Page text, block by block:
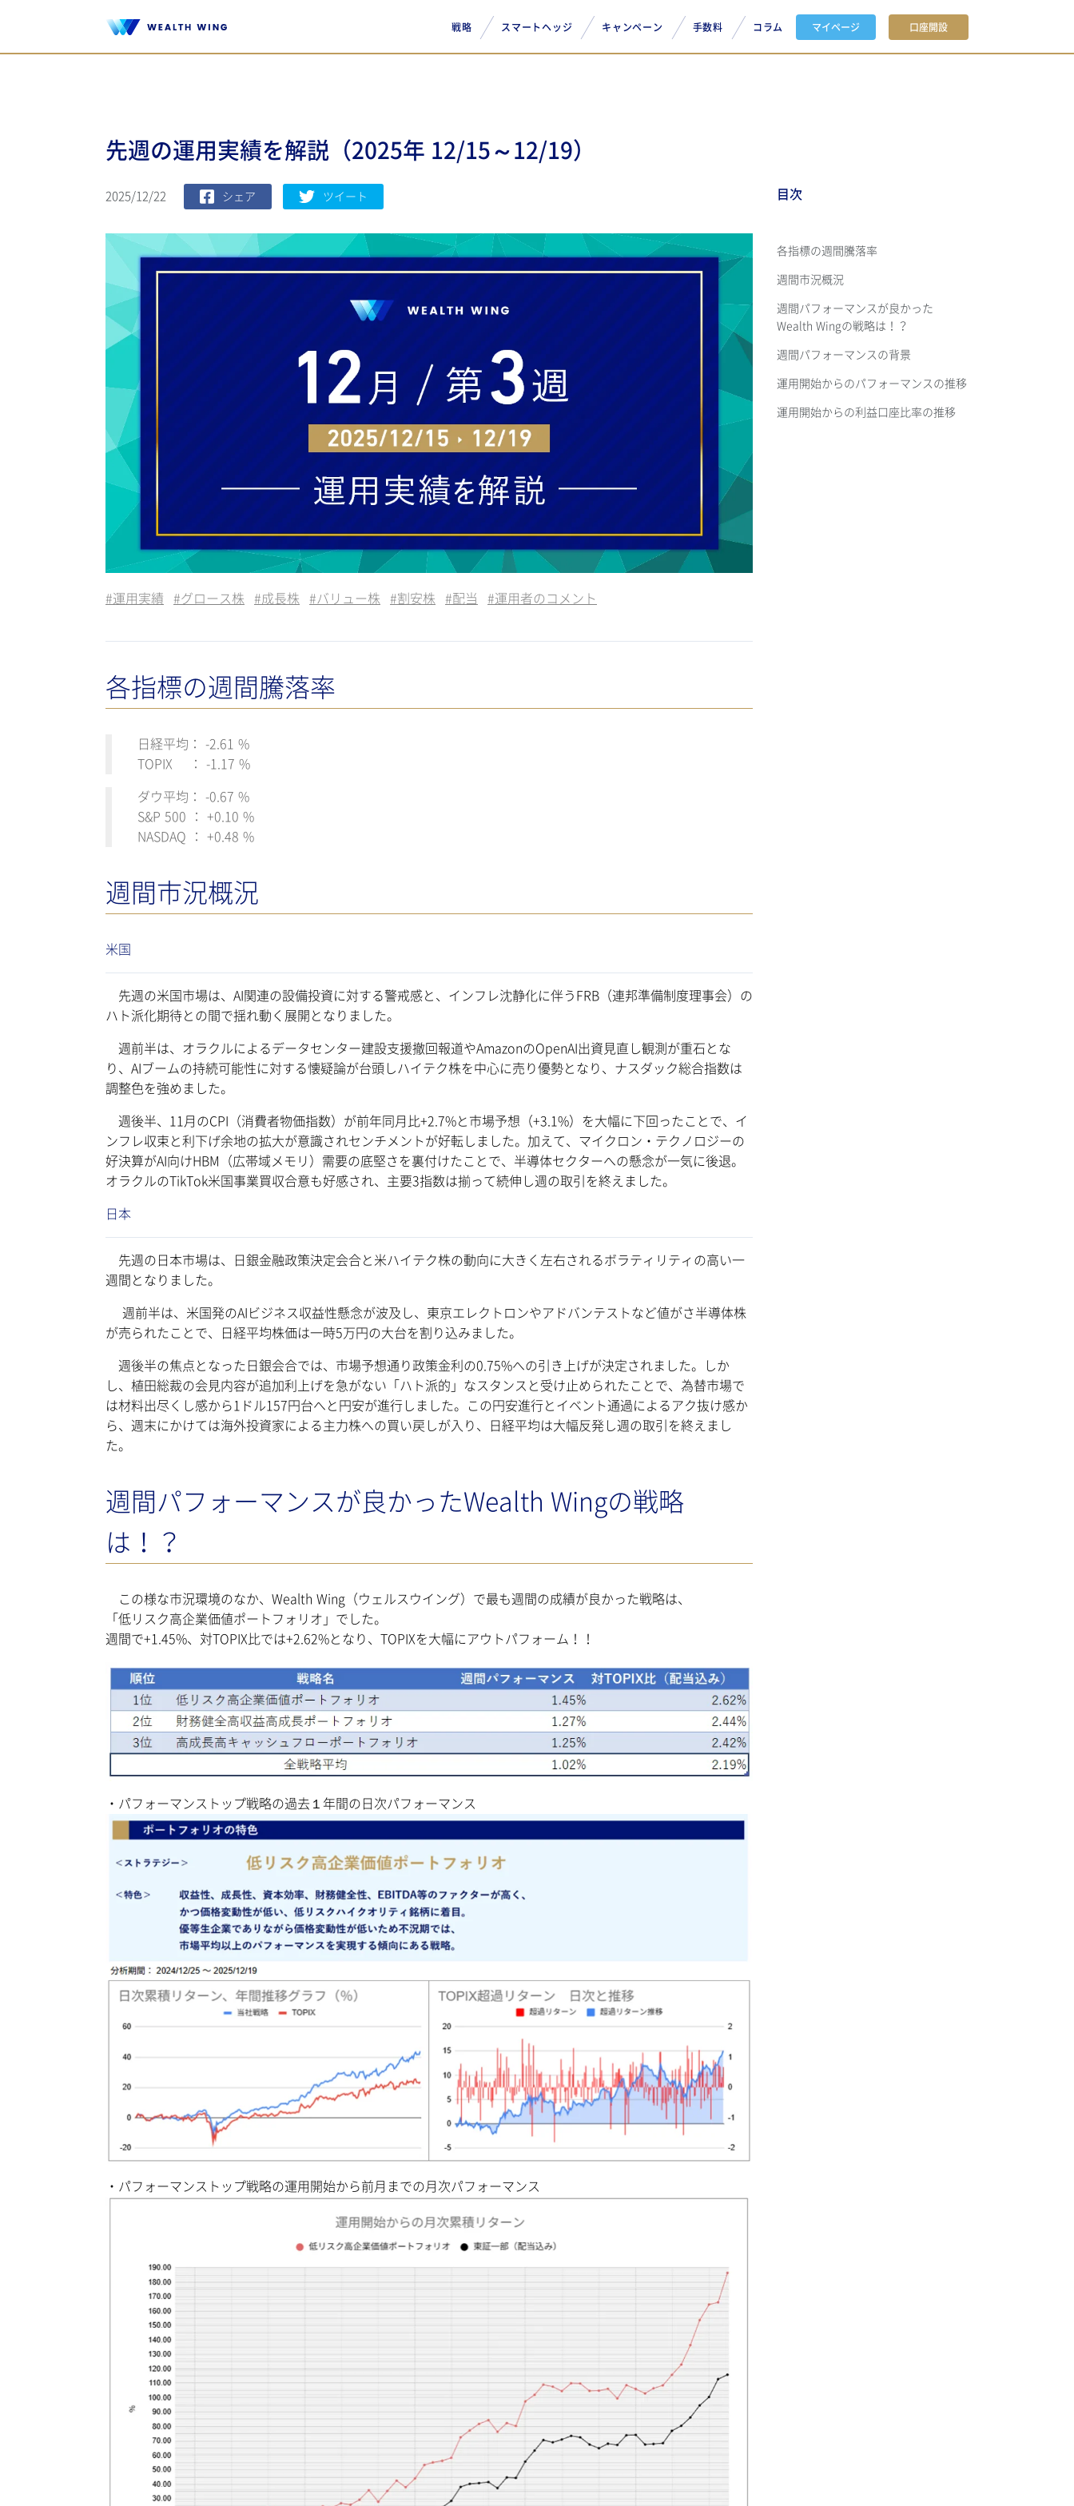
戦略 スマートヘッジ キャンペーン 手数料 コラム マイページ 口座開設
目次
各指標の週間騰落率
週間市況概況
週間パフォーマンスが良かった
Wealth Wingの戦略は！？
週間パフォーマンスの背景
運用開始からのパフォーマンスの推移
運用開始からの利益口座比率の推移
先週の運用実績を解説（2025年 12/15～12/19）
2025/12/22 シェア ツイート
#運用実績 #グロース株 #成長株 #バリュー株 #割安株 #配当 #運用者のコメント
各指標の週間騰落率
日経平均： -2.61 %
TOPIX ： -1.17 %
ダウ平均： -0.67 %
S&P 500 ： +0.10 %
NASDAQ ： +0.48 %
週間市況概況
米国
先週の米国市場は、AI関連の設備投資に対する警戒感と、インフレ沈静化に伴うFRB（連邦準備制度理事会）の
ハト派化期待との間で揺れ動く展開となりました。
週前半は、オラクルによるデータセンター建設支援撤回報道やAmazonのOpenAI出資見直し観測が重石とな
り、AIブームの持続可能性に対する懐疑論が台頭しハイテク株を中心に売り優勢となり、ナスダック総合指数は
調整色を強めました。
週後半、11月のCPI（消費者物価指数）が前年同月比+2.7%と市場予想（+3.1%）を大幅に下回ったことで、イ
ンフレ収束と利下げ余地の拡大が意識されセンチメントが好転しました。加えて、マイクロン・テクノロジーの
好決算がAI向けHBM（広帯域メモリ）需要の底堅さを裏付けたことで、半導体セクターへの懸念が一気に後退。
オラクルのTikTok米国事業買収合意も好感され、主要3指数は揃って続伸し週の取引を終えました。
日本
先週の日本市場は、日銀金融政策決定会合と米ハイテク株の動向に大きく左右されるボラティリティの高い一
週間となりました。
週前半は、米国発のAIビジネス収益性懸念が波及し、東京エレクトロンやアドバンテストなど値がさ半導体株
が売られたことで、日経平均株価は一時5万円の大台を割り込みました。
週後半の焦点となった日銀会合では、市場予想通り政策金利の0.75%への引き上げが決定されました。しか
し、植田総裁の会見内容が追加利上げを急がない「ハト派的」なスタンスと受け止められたことで、為替市場で
は材料出尽くし感から1ドル157円台へと円安が進行しました。この円安進行とイベント通過によるアク抜け感か
ら、週末にかけては海外投資家による主力株への買い戻しが入り、日経平均は大幅反発し週の取引を終えまし
た。
週間パフォーマンスが良かったWealth Wingの戦略
は！？
この様な市況環境のなか、Wealth Wing（ウェルスウイング）で最も週間の成績が良かった戦略は、
「低リスク高企業価値ポートフォリオ」でした。
週間で+1.45%、対TOPIX比では+2.62%となり、TOPIXを大幅にアウトパフォーム！！
・パフォーマンストップ戦略の過去１年間の日次パフォーマンス
・パフォーマンストップ戦略の運用開始から前月までの月次パフォーマンス